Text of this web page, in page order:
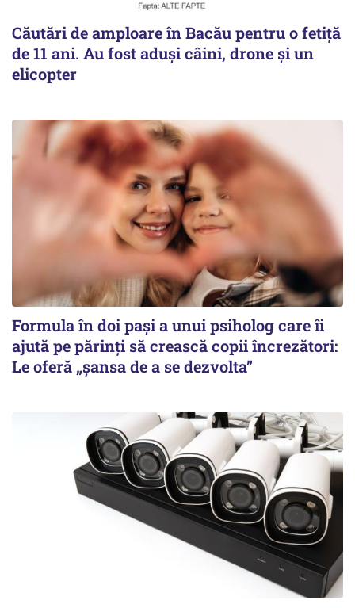
Căutări de amploare în Bacău pentru o fetiță
de 11 ani. Au fost aduși câini, drone și un
elicopter
Formula în doi pași a unui psiholog care îi
ajută pe părinți să crească copii încrezători:
Le oferă „șansa de a se dezvolta”